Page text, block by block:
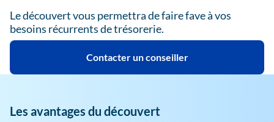
Le découvert vous permettra de faire fave à vos
besoins récurrents de trésorerie.
Contacter un conseiller
Les avantages du découvert